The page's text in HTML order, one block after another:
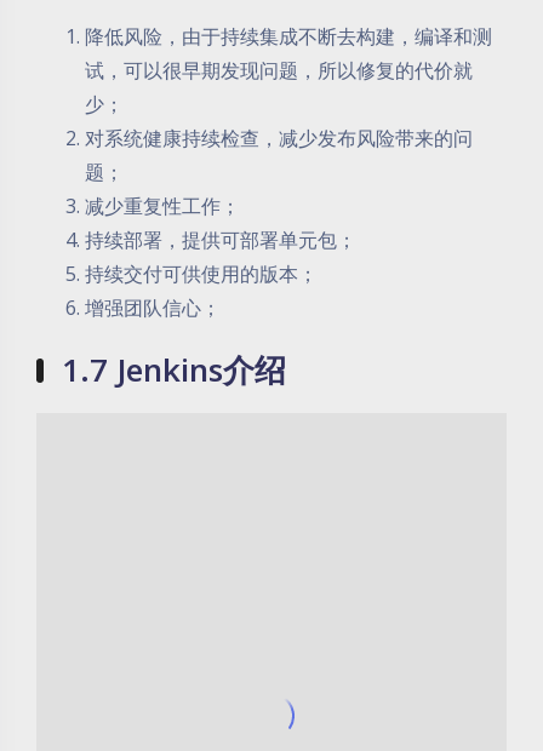
降低风险，由于持续集成不断去构建，编译和测
试，可以很早期发现问题，所以修复的代价就
少；
对系统健康持续检查，减少发布风险带来的问
题；
减少重复性工作；
持续部署，提供可部署单元包；
持续交付可供使用的版本；
增强团队信心；
1.7 Jenkins介绍